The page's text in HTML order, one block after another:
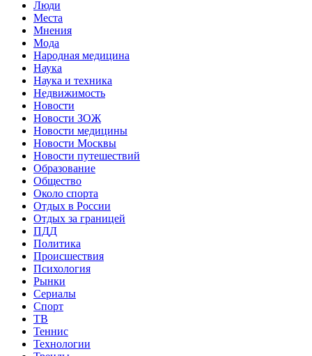
Люди
Места
Мнения
Мода
Народная медицина
Наука
Наука и техника
Недвижимость
Новости
Новости ЗОЖ
Новости медицины
Новости Москвы
Новости путешествий
Образование
Общество
Около спорта
Отдых в России
Отдых за границей
ПДД
Политика
Происшествия
Психология
Рынки
Сериалы
Спорт
ТВ
Теннис
Технологии